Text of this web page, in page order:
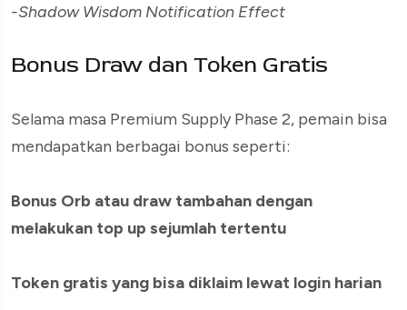
-Shadow Wisdom Notification Effect
Bonus Draw dan Token Gratis
Selama masa Premium Supply Phase 2, pemain bisa
mendapatkan berbagai bonus seperti:
Bonus Orb atau draw tambahan dengan
melakukan top up sejumlah tertentu
Token gratis yang bisa diklaim lewat login harian